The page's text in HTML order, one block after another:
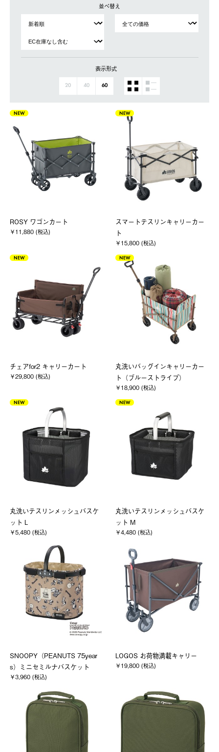
並べ替え
表示形式
20 40 60
NEW
ROSY ワゴンカート
￥11,880 (税込)
NEW
スマートテスリンキャリーカー
ト
￥15,800 (税込)
NEW
チェアfor2 キャリーカート
￥29,800 (税込)
NEW
丸洗いバッグインキャリーカー
ト（ブルーストライプ）
￥18,900 (税込)
NEW
丸洗いテスリンメッシュバスケ
ット L
￥5,480 (税込)
NEW
丸洗いテスリンメッシュバスケ
ット M
￥4,480 (税込)
SNOOPY（PEANUTS 75year
s）ミニセミルナバスケット
￥3,960 (税込)
LOGOS お荷物満載キャリー
￥19,800 (税込)